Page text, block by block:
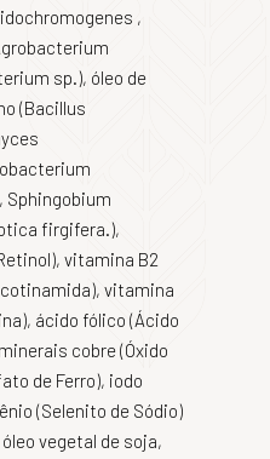
,
sp.), óleo de
(Bacillus
Sphingobium
firgifera.),
vitamina B2
vitamina
ácido fólico (Ácido
cobre (Óxido
de Ferro), iodo
(Selenito de Sódio)
vegetal de soja,